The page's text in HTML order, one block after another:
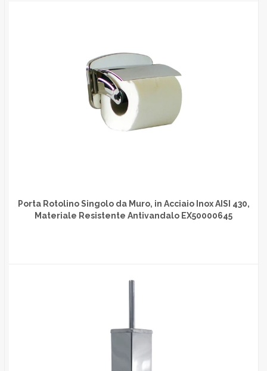
Porta Rotolino Singolo da Muro, in Acciaio Inox AISI 430,
Materiale Resistente Antivandalo EX50000645